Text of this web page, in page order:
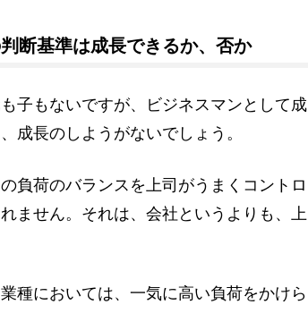
断基準は成長できるか、否か
子もないですが、ビジネスマンとして成
成長のしようがないでしょう。
負荷のバランスを上司がうまくコントロ
ません。それは、会社というよりも、上
種においては、一気に高い負荷をかけら